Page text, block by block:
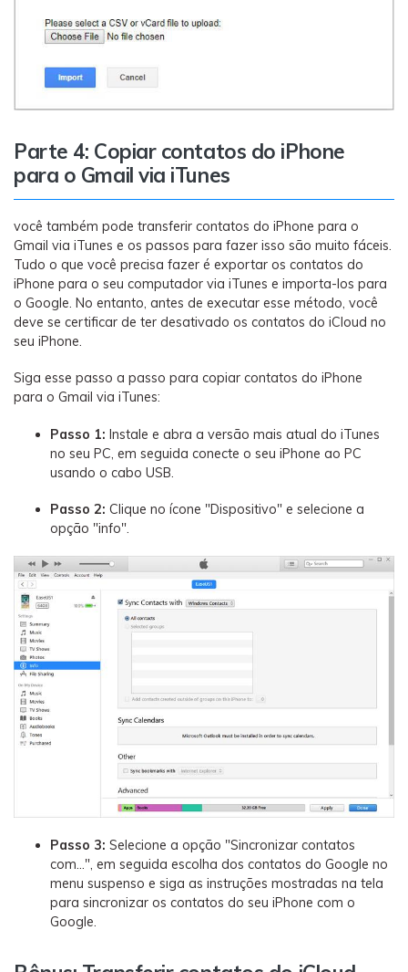
Parte 4: Copiar contatos do iPhone
para o Gmail via iTunes
você também pode transferir contatos do iPhone para o
Gmail via iTunes e os passos para fazer isso são muito fáceis.
Tudo o que você precisa fazer é exportar os contatos do
iPhone para o seu computador via iTunes e importa-los para
o Google. No entanto, antes de executar esse método, você
deve se certificar de ter desativado os contatos do iCloud no
seu iPhone.
Siga esse passo a passo para copiar contatos do iPhone
para o Gmail via iTunes:
Passo 1: Instale e abra a versão mais atual do iTunes
no seu PC, em seguida conecte o seu iPhone ao PC
usando o cabo USB.
Passo 2: Clique no ícone "Dispositivo" e selecione a
opção "info".
Passo 3: Selecione a opção "Sincronizar contatos
com...", em seguida escolha dos contatos do Google no
menu suspenso e siga as instruções mostradas na tela
para sincronizar os contatos do seu iPhone com o
Google.